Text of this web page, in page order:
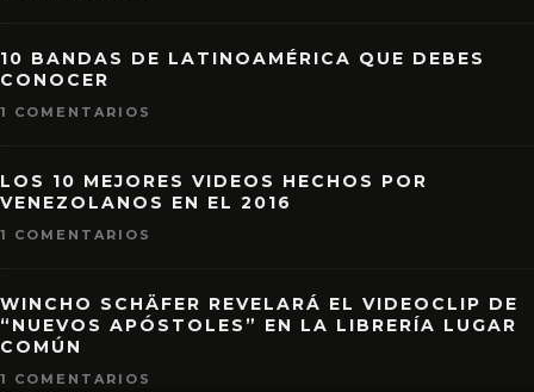
10 BANDAS DE LATINOAMÉRICA QUE DEBES
CONOCER
1 COMENTARIOS
LOS 10 MEJORES VIDEOS HECHOS POR
VENEZOLANOS EN EL 2016
1 COMENTARIOS
WINCHO SCHÄFER REVELARÁ EL VIDEOCLIP DE
“NUEVOS APÓSTOLES” EN LA LIBRERÍA LUGAR
COMÚN
1 COMENTARIOS